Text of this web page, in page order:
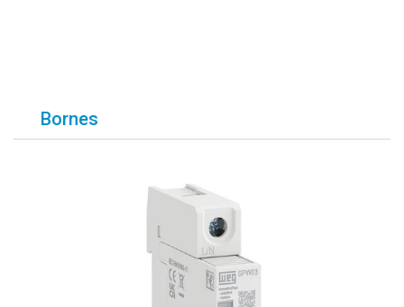
Bornes